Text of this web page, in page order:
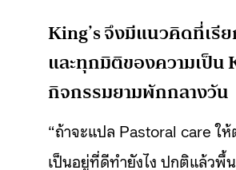
King’s จึงมีแนวคิดที่เรี
และทุกมิติของความเป็น
กิจกรรมยามพักกลางวัน
“ถ้าจะแปล Pastoral care ใ
เป็นอยู่ที่ดีทำยังไง ปกติแล้วพื้